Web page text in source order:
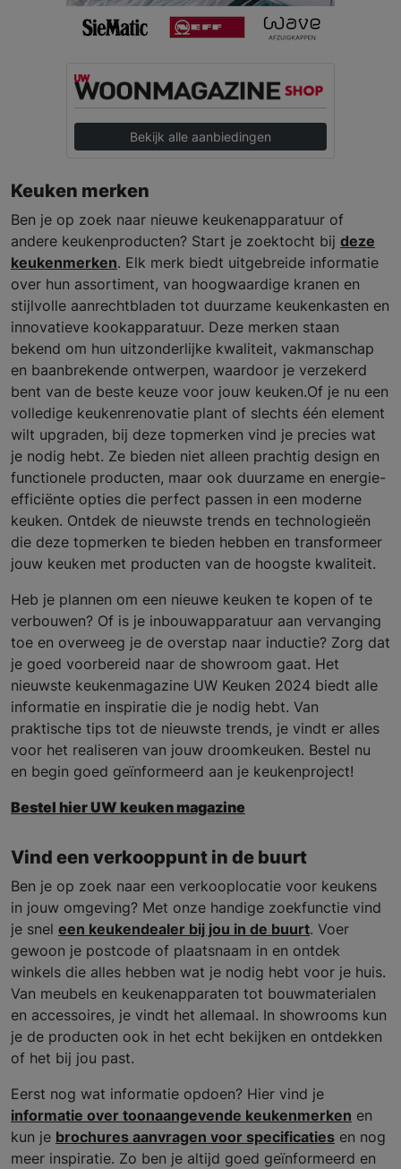
Bekijk alle aanbiedingen
Keuken merken
Ben je op zoek naar nieuwe keukenapparatuur of
andere keukenproducten? Start je zoektocht bij deze
keukenmerken. Elk merk biedt uitgebreide informatie
over hun assortiment, van hoogwaardige kranen en
stijlvolle aanrechtbladen tot duurzame keukenkasten en
innovatieve kookapparatuur. Deze merken staan
bekend om hun uitzonderlijke kwaliteit, vakmanschap
en baanbrekende ontwerpen, waardoor je verzekerd
bent van de beste keuze voor jouw keuken.Of je nu een
volledige keukenrenovatie plant of slechts één element
wilt upgraden, bij deze topmerken vind je precies wat
je nodig hebt. Ze bieden niet alleen prachtig design en
functionele producten, maar ook duurzame en energie-
efficiënte opties die perfect passen in een moderne
keuken. Ontdek de nieuwste trends en technologieën
die deze topmerken te bieden hebben en transformeer
jouw keuken met producten van de hoogste kwaliteit.
Heb je plannen om een nieuwe keuken te kopen of te
verbouwen? Of is je inbouwapparatuur aan vervanging
toe en overweeg je de overstap naar inductie? Zorg dat
je goed voorbereid naar de showroom gaat. Het
nieuwste keukenmagazine UW Keuken 2024 biedt alle
informatie en inspiratie die je nodig hebt. Van
praktische tips tot de nieuwste trends, je vindt er alles
voor het realiseren van jouw droomkeuken. Bestel nu
en begin goed geïnformeerd aan je keukenproject!
Bestel hier UW keuken magazine
Vind een verkooppunt in de buurt
Ben je op zoek naar een verkooplocatie voor keukens
in jouw omgeving? Met onze handige zoekfunctie vind
je snel een keukendealer bij jou in de buurt. Voer
gewoon je postcode of plaatsnaam in en ontdek
winkels die alles hebben wat je nodig hebt voor je huis.
Van meubels en keukenapparaten tot bouwmaterialen
en accessoires, je vindt het allemaal. In showrooms kun
je de producten ook in het echt bekijken en ontdekken
of het bij jou past.
Eerst nog wat informatie opdoen? Hier vind je
informatie over toonaangevende keukenmerken en
kun je brochures aanvragen voor specificaties en nog
meer inspiratie. Zo ben je altijd goed geïnformeerd en